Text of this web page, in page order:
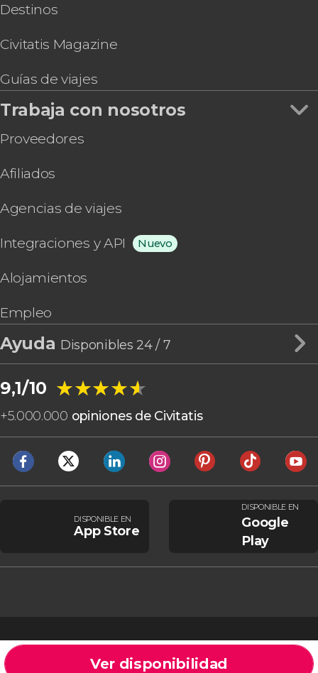
Ver disponibilidad
Destinos
Civitatis Magazine
Guías de viajes
Trabaja con nosotros
Proveedores
Afiliados
Agencias de viajes
Integraciones y API Nuevo
Alojamientos
Empleo
Ayuda Disponibles 24 / 7
9,1/10 ★★★★★
★★★★★
+5.000.000 opiniones de Civitatis
DISPONIBLE EN
App Store
DISPONIBLE EN
Google
Play
Condiciones generales Aviso legal Política de privacidad